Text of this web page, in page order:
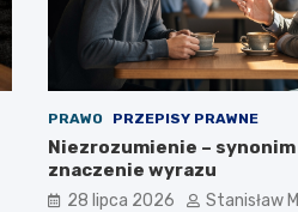
PRAWO PRZEPISY PRAWNE
Niezrozumienie – synonim
znaczenie wyrazu
28 lipca 2026 Stanisław